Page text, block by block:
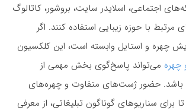
اجتماعی، اسلایدر سایت، بروشور، کاتالوگ
با حوزه زیبایی استفاده کنند. اگر
چهره و استایل وابسته است، این کلکسیون
چهره می‌تواند پاسخ‌گوی بخش مهمی از
باشد. حضور ژست‌های متفاوت و چهره‌های
سناریوهای گوناگون تبلیغاتی، از معرفی